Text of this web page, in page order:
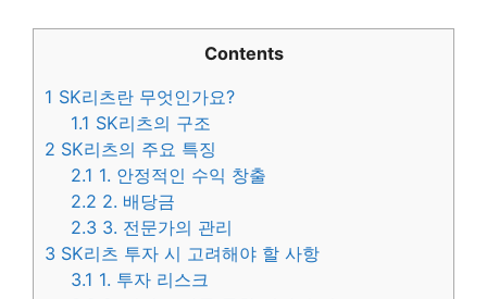
Contents
1 SK리츠란 무엇인가요?
1.1 SK리츠의 구조
2 SK리츠의 주요 특징
2.1 1. 안정적인 수익 창출
2.2 2. 배당금
2.3 3. 전문가의 관리
3 SK리츠 투자 시 고려해야 할 사항
3.1 1. 투자 리스크